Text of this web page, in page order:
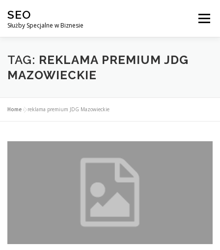
treści
SEO
Służby Specjalne w Biznesie
Menu
AGENCJA SEO CO ZYSKUJESZ ?
TAG: REKLAMA PREMIUM JDG
MAZOWIECKIE
Home »reklama premium JDG Mazowieckie